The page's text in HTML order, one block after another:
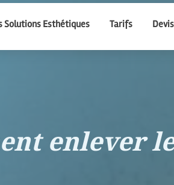
Solutions Esthétiques Tarifs
enlever